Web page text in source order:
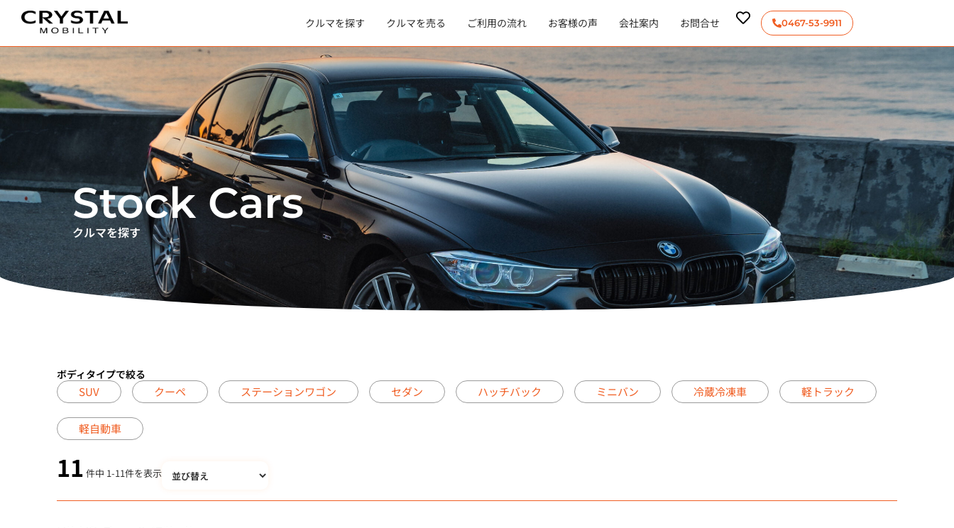
プ
クルマを探す クルマを売る ご利用の流れ お客様の声 会社案内 お問合せ 0467-53-9911
Stock Cars
クルマを探す
ボディタイプで絞る
SUV クーペ ステーションワゴン セダン ハッチバック ミニバン 冷蔵冷凍車 軽トラック
軽自動車
11 件中 1-11件を表示